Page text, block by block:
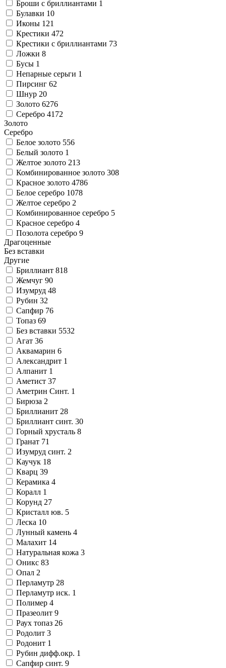
Броши с бриллиантами 1
Булавки 10
Иконы 121
Крестики 472
Крестики с бриллиантами 73
Ложки 8
Бусы 1
Непарные серьги 1
Пирсинг 62
Шнур 20
Золото 6276
Серебро 4172
Золото
Серебро
Белое золото 556
Белый золото 1
Желтое золото 213
Комбинированное золото 308
Красное золото 4786
Белое серебро 1078
Желтое серебро 2
Комбинированное серебро 5
Красное серебро 4
Позолота серебро 9
Драгоценные
Без вставки
Другие
Бриллиант 818
Жемчуг 90
Изумруд 48
Рубин 32
Сапфир 76
Топаз 69
Без вставки 5532
Агат 36
Аквамарин 6
Александрит 1
Алпанит 1
Аметист 37
Аметрин Синт. 1
Бирюза 2
Бриллианит 28
Бриллиант синт. 30
Горный хрусталь 8
Гранат 71
Изумруд синт. 2
Каучук 18
Кварц 39
Керамика 4
Коралл 1
Корунд 27
Кристалл юв. 5
Леска 10
Лунный камень 4
Малахит 14
Натуральная кожа 3
Оникс 83
Опал 2
Перламутр 28
Перламутр иск. 1
Полимер 4
Празеолит 9
Раух топаз 26
Родолит 3
Родонит 1
Рубин дифф.окр. 1
Сапфир синт. 9